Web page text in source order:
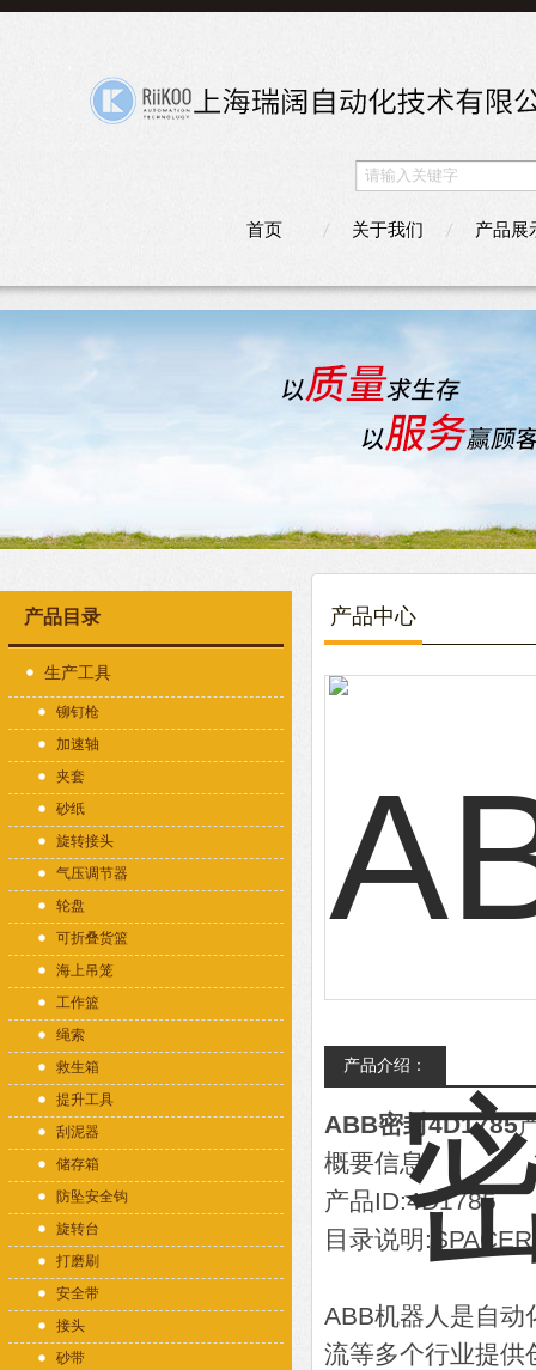
首页 关于我们 产品展
产品目录
生产工具
铆钉枪
加速轴
夹套
砂纸
旋转接头
气压调节器
轮盘
可折叠货篮
海上吊笼
工作篮
绳索
救生箱
提升工具
刮泥器
储存箱
防坠安全钩
旋转台
打磨刷
安全带
接头
砂带
产品中心
产品介绍：
ABB密封4D1785
概要信息
产品ID:4D1785
目录说明
ABB机器人是自动
流等多个行业提供